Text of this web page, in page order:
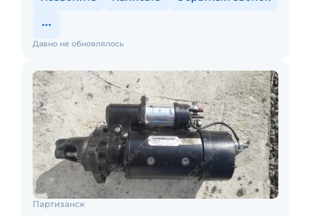
Давно не обновлялось
Партизанск